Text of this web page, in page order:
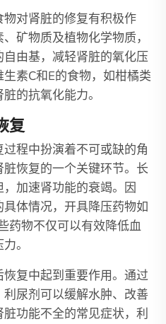
对肾脏的修复有积极作
矿物质及植物化学物质，
由基，减轻肾脏的氧化压
素C和E的食物，如柑橘类
的抗氧化能力。
复
程中扮演着不可或缺的角
恢复的一个关键环节。长
加速肾功能的衰竭。因
体情况，开具降压药物如
药物不仅可以有效降低血
。
复中起到重要作用。通过
尿剂可以缓解水肿、改善
功能不全的常见症状，利